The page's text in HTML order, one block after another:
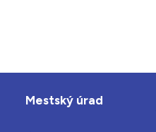
Mestský úrad